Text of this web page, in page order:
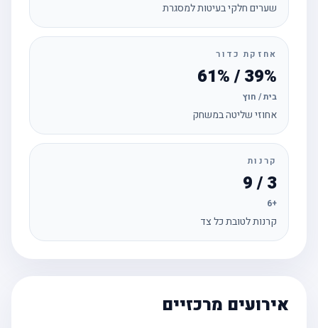
שערים חלקי בעיטות למסגרת
אחזקת כדור
39% / 61%
בית / חוץ
אחוזי שליטה במשחק
קרנות
3 / 9
קרנות לטובת כל צד
אירועים מרכזיים